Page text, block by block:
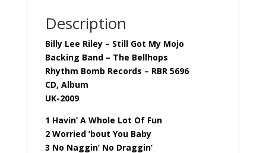
Description
Billy Lee Riley – Still Got My Mojo
Backing Band – The Bellhops
Rhythm Bomb Records – RBR 5696
CD, Album
UK-2009
1 Havin’ A Whole Lot Of Fun
2 Worried ’bout You Baby
3 No Naggin’ No Draggin’